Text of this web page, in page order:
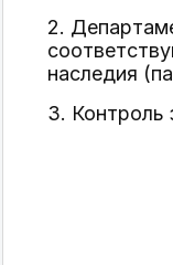
2.
наследия
3. Контроль